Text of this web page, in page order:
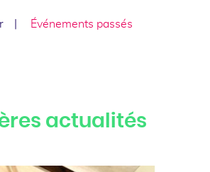
Événements passés
actualités